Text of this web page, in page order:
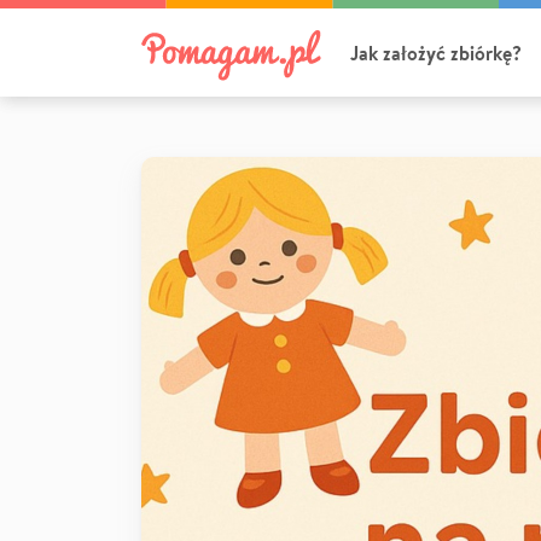
Jak założyć zbiórkę?